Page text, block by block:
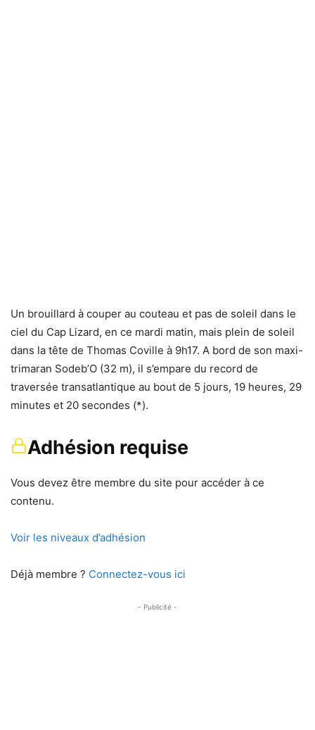
Un brouillard à couper au couteau et pas de soleil dans le
ciel du Cap Lizard, en ce mardi matin, mais plein de soleil
dans la tête de Thomas Coville à 9h17. A bord de son maxi-
trimaran Sodeb’O (32 m), il s’empare du record de
traversée transatlantique au bout de 5 jours, 19 heures, 29
minutes et 20 secondes (*).
Adhésion requise
Vous devez être membre du site pour accéder à ce
contenu.
Voir les niveaux d’adhésion
Déjà membre ? Connectez-vous ici
- Publicité -